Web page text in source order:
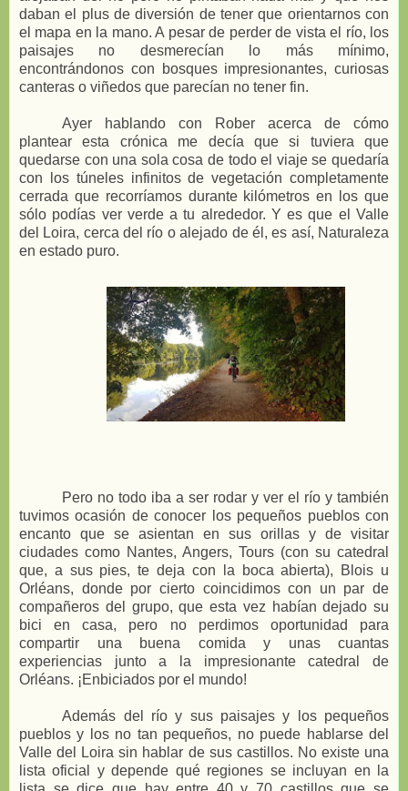
daban el plus de diversión de tener que orientarnos con
el mapa en la mano. A pesar de perder de vista el río, los
paisajes no desmerecían lo más mínimo,
encontrándonos con bosques impresionantes, curiosas
canteras o viñedos que parecían no tener fin.
Ayer hablando con Rober acerca de cómo
plantear esta crónica me decía que si tuviera que
quedarse con una sola cosa de todo el viaje se quedaría
con los túneles infinitos de vegetación completamente
cerrada que recorríamos durante kilómetros en los que
sólo podías ver verde a tu alrededor. Y es que el Valle
del Loira, cerca del río o alejado de él, es así, Naturaleza
en estado puro.
Pero no todo iba a ser rodar y ver el río y también
tuvimos ocasión de conocer los pequeños pueblos con
encanto que se asientan en sus orillas y de visitar
ciudades como Nantes, Angers, Tours (con su catedral
que, a sus pies, te deja con la boca abierta), Blois u
Orléans, donde por cierto coincidimos con un par de
compañeros del grupo, que esta vez habían dejado su
bici en casa, pero no perdimos oportunidad para
compartir una buena comida y unas cuantas
experiencias junto a la impresionante catedral de
Orléans. ¡Enbiciados por el mundo!
Además del río y sus paisajes y los pequeños
pueblos y los no tan pequeños, no puede hablarse del
Valle del Loira sin hablar de sus castillos. No existe una
lista oficial y depende qué regiones se incluyan en la